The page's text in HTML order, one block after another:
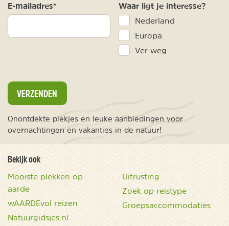
E-mailadres* Waar ligt je interesse?
Nederland
Europa
Ver weg
VERZENDEN
Onontdekte plekjes en leuke aanbiedingen voor
overnachtingen en vakanties in de natuur!
Bekijk ook
Mooiste plekken op
aarde
wAARDEvol reizen
Natuurgidsjes.nl
Uitrusting
Zoek op reistype
Groepsaccommodaties